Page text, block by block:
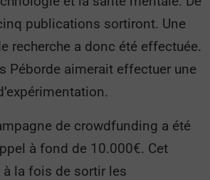
publications sortiront. Une
recherche a donc été effectuée.
Péborde aimerait effectuer une
de crowdfunding a été
à fond de 10.000€. Cet
la fois de sortir les